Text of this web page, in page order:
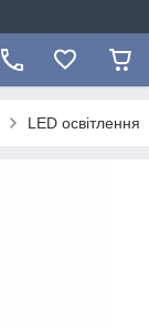
LED освітлення